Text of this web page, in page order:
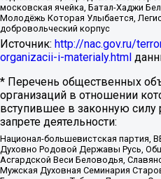
московская ячейка, Батал-Хаджи
Молодёжь Которая Улыбается,
добровольческий корпус
Источник: http://nac.gov.ru/
organizacii-i-materialy.html
* Перечень общественных
организаций в отношении
вступившее в законную
запрете деятельности:
Национал-большевистская партия,
Духовно Родовой Державы Русь,
Асгардской Веси Беловодья,
Мужская Духовная Семинария